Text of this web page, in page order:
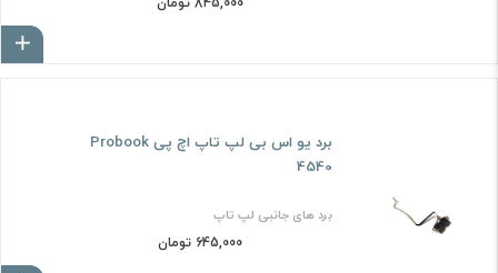
برد یو اس بی لپ تاپ اچ پی Probook
4540
برد های جانبی لپ تاپ
645,000 تومان